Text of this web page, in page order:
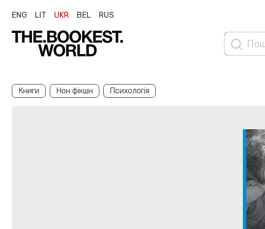
ENG LIT UKR BEL RUS
Книги Нон фікшн Психологія